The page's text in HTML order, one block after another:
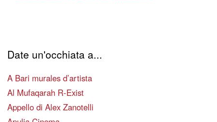
Date un'occhiata a...
A Bari murales d’artista
Al Mufaqarah R-Exist
Appello di Alex Zanotelli